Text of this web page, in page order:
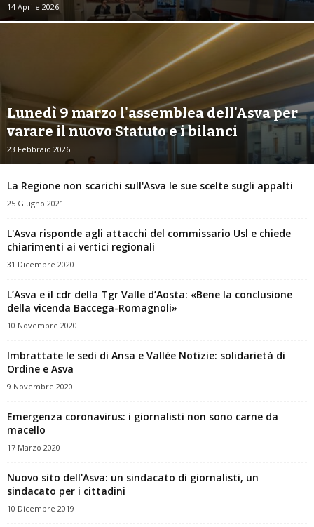
14 Aprile 2026
Lunedì 9 marzo l'assemblea dell'Asva per
varare il nuovo Statuto e i bilanci
23 Febbraio 2026
La Regione non scarichi sull'Asva le sue scelte sugli appalti
25 Giugno 2021
L'Asva risponde agli attacchi del commissario Usl e chiede
chiarimenti ai vertici regionali
31 Dicembre 2020
L’Asva e il cdr della Tgr Valle d’Aosta: «Bene la conclusione
della vicenda Baccega-Romagnoli»
10 Novembre 2020
Imbrattate le sedi di Ansa e Vallée Notizie: solidarietà di
Ordine e Asva
9 Novembre 2020
Emergenza coronavirus: i giornalisti non sono carne da
macello
17 Marzo 2020
Nuovo sito dell'Asva: un sindacato di giornalisti, un
sindacato per i cittadini
10 Dicembre 2019